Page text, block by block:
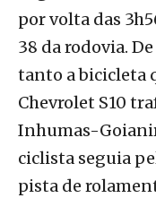
por volta das
38 da rodovia.
tanto a bicicleta
Chevrolet S10
Inhumas-
ciclista seguia
pista de